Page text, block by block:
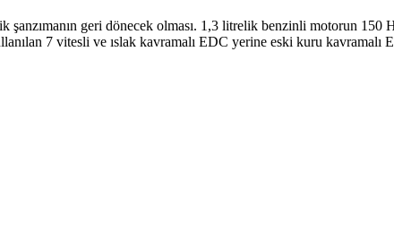
geri dönecek olması. 1,3 litrelik benzinli motorun
7 vitesli ve ıslak kavramalı EDC yerine eski kuru kavramalı